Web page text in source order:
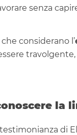
senza
considerano l’
la
di